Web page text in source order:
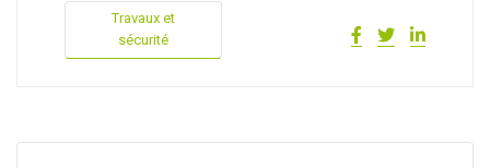
Travaux et
sécurité